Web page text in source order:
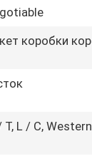
коробки
T, L / C,